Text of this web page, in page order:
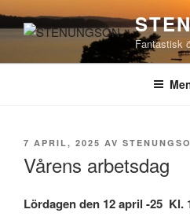
till
Fantastisk
PUBLICERAT
7 APRIL, 2025 AV
Vårens arbetsdag
Lördagen den 12april -25 Kl.